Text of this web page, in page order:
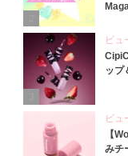
3
ビュ
ップ
ビュ
【
みチ